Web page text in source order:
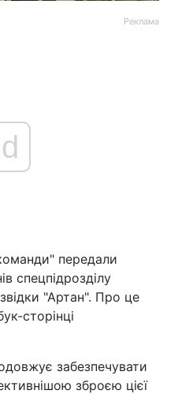
Реклама
передали
спецпідрозділу
"Артан". Про це
сторінці
забезпечувати
зброєю цієї